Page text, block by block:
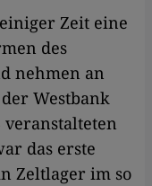
Zeit eine
des
nehmen an
Westbank
veranstalteten
das erste
Zeltlager im so